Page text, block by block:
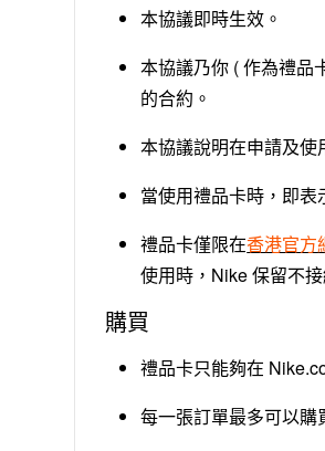
本協議即時生效。
本協議乃你 ( 作為禮品
的合約。
本協議說明在申請及使
當使用禮品卡時，即表
禮品卡僅限在香港官方
使用時，Nike 保留不
購買
禮品卡只能夠在
每一張訂單最多可以購